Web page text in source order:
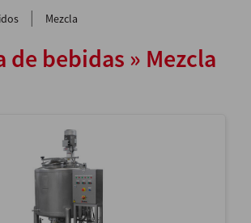
| Mezcla
bebidas » Mezcla